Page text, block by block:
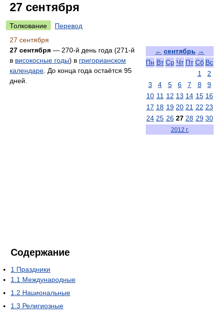
27 сентября
Толкование
Перевод
27 сентября
← сентябрь →
Пн Вт Ср Чт Пт Сб Вс
1
2
3
4 5 6 7 8
9
10 11 12 13 14 15 16
17 18 19 20 21 22 23
24 25 26 27 28 29 30
2012 г.
27 сентября — 270-й день года (271-й
в високосные годы) в григорианском
календаре . До конца года остаётся 95
дней.
Содержание
1 Праздники
1.1 Международные
1.2 Национальные
1.3 Религиозные